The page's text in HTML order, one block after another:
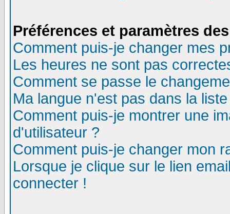
Préférences et paramètres
Comment puis-je changer mes
Les heures ne sont pas
Comment se passe le
Ma langue n'est pas dans la
Comment puis-je montrer une
d'utilisateur ?
Comment puis-je changer mon
Lorsque je clique sur le lien
connecter !